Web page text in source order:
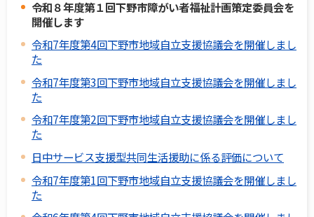
令和８年度第１回下野市障がい者福祉計画策定委員会を
開催します
令和7年度第4回下野市地域自立支援協議会を開催しまし
た
令和7年度第3回下野市地域自立支援協議会を開催しまし
た
令和7年度第2回下野市地域自立支援協議会を開催しまし
た
日中サービス支援型共同生活援助に係る評価について
令和7年度第1回下野市地域自立支援協議会を開催しまし
た